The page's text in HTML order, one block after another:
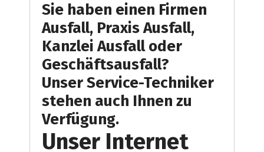
Sie haben einen Firmen
Ausfall, Praxis Ausfall,
Kanzlei Ausfall oder
Geschäftsausfall?
Unser Service-Techniker
stehen auch Ihnen zu
Verfügung.
Unser Internet